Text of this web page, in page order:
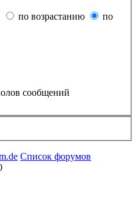
по возрастанию
по
сообщений
Список форумов